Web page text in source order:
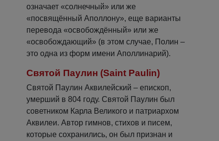
означает «солнечный» или же
«посвящённый Аполлону», еще варианты
перевода «освобождённый» или же
«освобождающий» (в этом случае, Полин –
это одна из форм имени Аполлинарий).
Святой Паулин (Saint Paulin)
Святой Паулин Аквилейский – епископ,
умерший в 804 году. Святой Паулин был
советником Карла Великого и патриархом
Аквилеи. Автор гимнов, стихов и писем,
которые сохранились, он был признан и